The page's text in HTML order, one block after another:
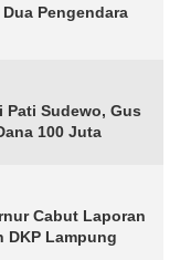
Pengendara
Sudewo, Gus
100 Juta
Cabut Laporan
DKP Lampung